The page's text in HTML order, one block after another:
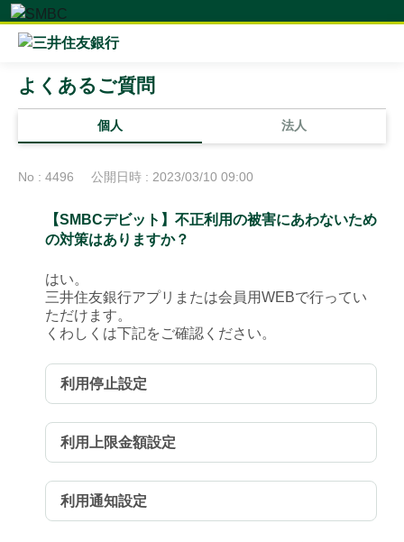
個人 法人
よくあるご質問
No : 4496 公開日時 : 2023/03/10 09:00
【SMBCデビット】不正利用の被害にあわないため
の対策はありますか？
はい。
三井住友銀行アプリまたは会員用WEBで行ってい
ただけます。
くわしくは下記をご確認ください。
利用停止設定
利用上限金額設定
利用通知設定